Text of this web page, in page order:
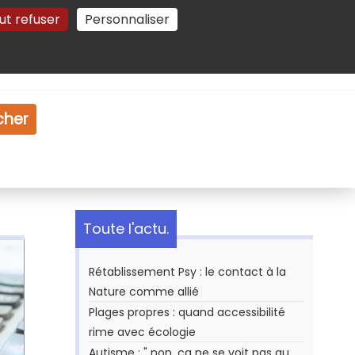
refuser Personnaliser
Gestion des cookies
Toute l'actu.
Rétablissement Psy : le contact à la
Nature comme allié
Plages propres : quand accessibilité
rime avec écologie